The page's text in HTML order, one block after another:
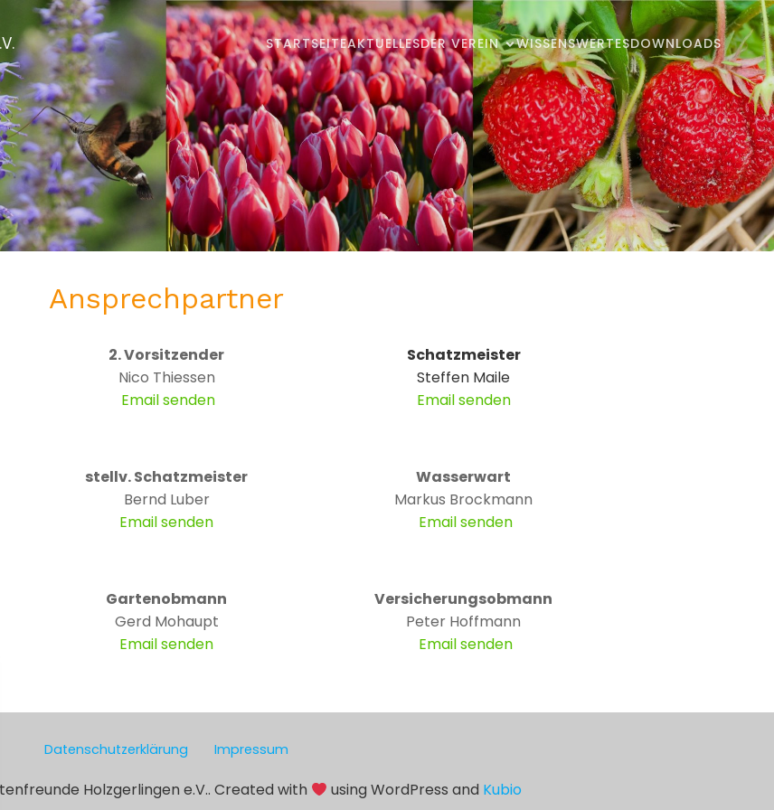
STARTSEITEAKTUELLESDER VEREIN WISSENSWERTESDOWNLOADS
Ansprechpartner
2. Vorsitzender
Nico Thiessen
Email senden
Schatzmeister
Steffen Maile
Email senden
stellv. Schatzmeister
Bernd Luber
Email senden
Wasserwart
Markus Brockmann
Email senden
Gartenobmann
Gerd Mohaupt
Email senden
Versicherungsobmann
Peter Hoffmann
Email senden
Datenschutzerklärung Impressum
Holzgerlingen e.V.. Created with using WordPress and Kubio